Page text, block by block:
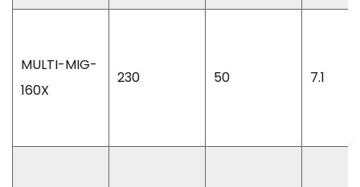
MULTI-MIG-
160X
230 50 7.1